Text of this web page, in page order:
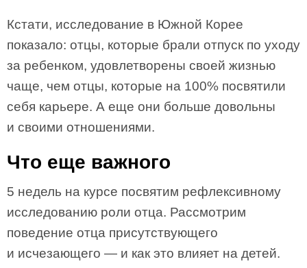
Кстати, исследование в Южной Корее
показало: отцы, которые брали отпуск по уходу
за ребенком, удовлетворены своей жизнью
чаще, чем отцы, которые на 100% посвятили
себя карьере. А еще они больше довольны
и своими отношениями.
Что еще важного
5 недель на курсе посвятим рефлексивному
исследованию роли отца. Рассмотрим
поведение отца присутствующего
и исчезающего — и как это влияет на детей.